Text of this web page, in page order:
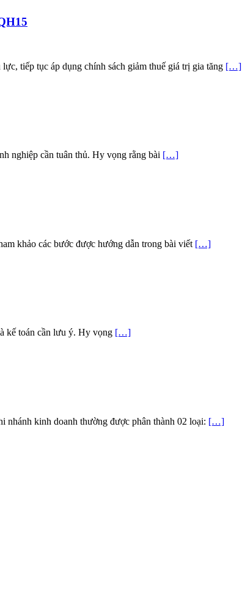
tiếp tục áp dụng chính sách giảm thuế giá trị gia tăng […]
nghiệp cần tuân thủ. Hy vọng rằng bài […]
khảo các bước được hướng dẫn trong bài viết […]
kế toán cần lưu ý. Hy vọng […]
nhánh kinh doanh thường được phân thành 02 loại: […]